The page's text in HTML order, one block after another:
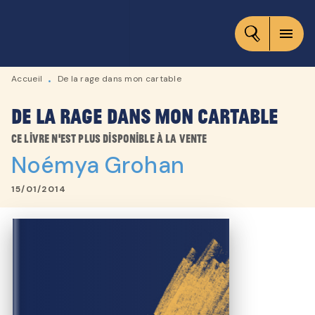
CONTENU
menu
Accueil • De la rage dans mon cartable
De la rage dans mon cartable
Ce livre n'est plus disponible à la vente
Noémya Grohan
15/01/2014